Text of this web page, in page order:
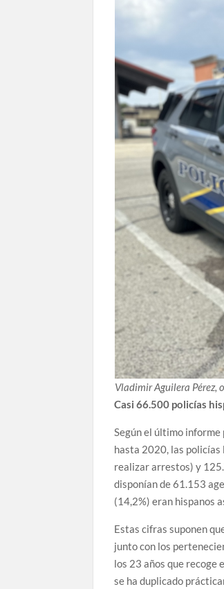
Vladimir Aguilera Pérez,
Casi 66.500 policías
Según el último
hasta 2020, las
realizar arrestos) y
disponían de 61.153
(14,2%) eran hispanos
Estas cifras suponen
junto con los
los 23 años que recoge
se ha duplicado